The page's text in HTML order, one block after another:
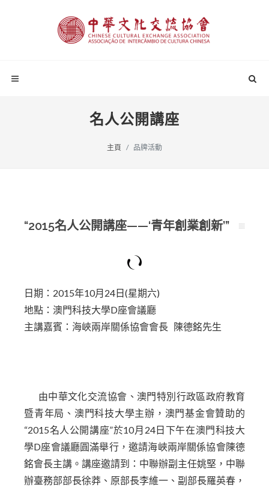
名人公開講座
主頁 品牌活動
“2015名人公開講座——‘青年創業創新’”
日期：2015年10月24日(星期六)
地點：澳門科技大學D座會議廳
主講嘉賓：海峽兩岸關係協會會長 陳德銘先生
由中華文化交流協會、澳門特別行政區政府教育
暨青年局、澳門科技大學主辦，澳門基金會贊助的
“2015名人公開講座”於10月24日下午在澳門科技大
學D座會議廳圓滿舉行，邀請海峽兩岸關係協會陳德
銘會長主講。講座邀請到：中聯辦副主任姚堅，中聯
辦臺務部部長徐莽、原部長李維一、副部長羅英春，